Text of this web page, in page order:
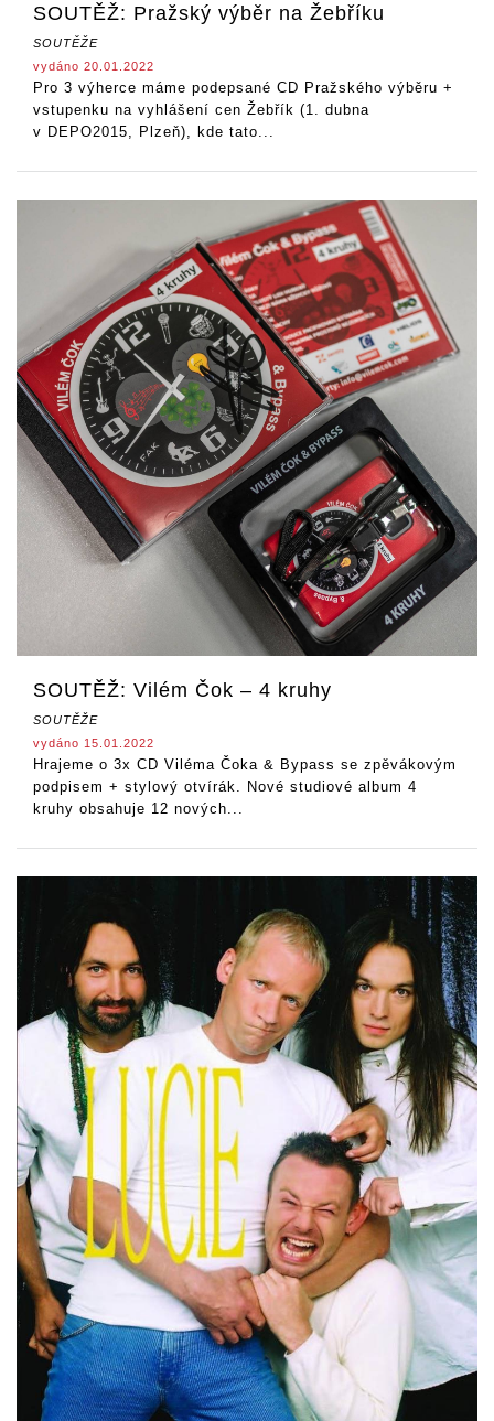
SOUTĚŽ: Pražský výběr na Žebříku
SOUTĚŽE
vydáno 20.01.2022
Pro 3 výherce máme podepsané CD Pražského výběru +
vstupenku na vyhlášení cen Žebřík (1. dubna
v DEPO2015, Plzeň), kde tato...
SOUTĚŽ: Vilém Čok – 4 kruhy
SOUTĚŽE
vydáno 15.01.2022
Hrajeme o 3x CD Viléma Čoka & Bypass se zpěvákovým
podpisem + stylový otvírák. Nové studiové album 4
kruhy obsahuje 12 nových...